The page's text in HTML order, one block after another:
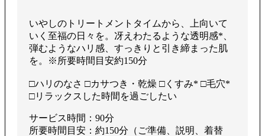
いやしのトリートメントタイムから、上向いて
いく至福の⽇々を。冴えわたるような透明感*、
弾むようなハリ感、すっきりと引き締まった肌
を。※所要時間目安約150分
□ハリのなさ □カサつき・乾燥 □くすみ* □毛穴*
□リラックスした時間を過ごしたい
サービス時間：90分
所要時間目安：約150分（ご準備、説明、着替